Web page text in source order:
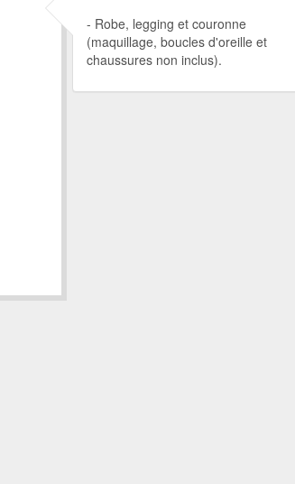
Robe, legging et couronne
(maquillage, boucles d'oreille et
chaussures non inclus).